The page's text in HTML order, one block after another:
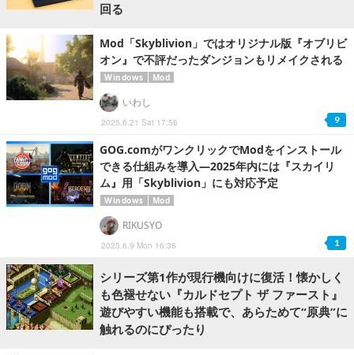
回る
Mod「Skyblivion」ではオリジナル版『オブリビ
オン』で不評だったダンジョンもリメイクされる
Windows Mod
2025.6.21 Sat 17:56
いわし
9
GOG.comがワンクリックでModをインストール
できる仕組みを導入―2025年内には『スカイリ
ム』用「Skyblivion」にも対応予定
Windows Mod
2025.6.9 Mon 16:36
RIKUSYO
1
シリーズ第1作が現行機向けに復活！懐かしく
も色褪せない『カルドセプト ザ ファースト』
遊びやすい機能も搭載で、あらためて“原典”に
触れるのにぴったり